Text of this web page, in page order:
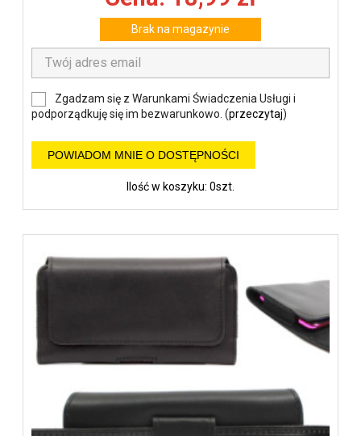
Brak na magazynie
Zgadzam się z Warunkami Świadczenia Usługi i
podporządkuję się im bezwarunkowo. (przeczytaj)
POWIADOM MNIE O DOSTĘPNOŚCI
Ilość w koszyku: 0szt.